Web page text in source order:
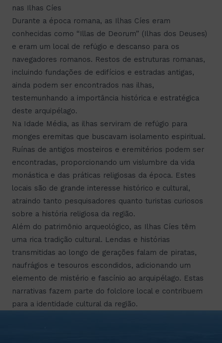
nas Ilhas Cíes
Durante a época romana, as Ilhas Cíes eram
conhecidas como “Illas de Deorum” (Ilhas dos Deuses)
e eram um local de refúgio e descanso para os
navegadores romanos. Restos de estruturas romanas,
incluindo fundações de edifícios e estradas antigas,
ainda podem ser encontrados nas ilhas,
testemunhando a importância histórica e estratégica
deste arquipélago.
Na Idade Média, as ilhas serviram de refúgio para
monges eremitas que buscavam isolamento espiritual.
Ruínas de antigos mosteiros e eremitérios podem ser
encontradas, proporcionando um vislumbre da vida
monástica e das práticas religiosas da época. Estes
locais são de grande interesse histórico e cultural,
atraindo tanto pesquisadores quanto turistas curiosos
sobre a história religiosa da região.
Além do patrimônio arqueológico, as Ilhas Cíes têm
uma rica tradição cultural. Lendas e histórias
transmitidas ao longo de gerações falam de piratas,
naufrágios e tesouros escondidos, adicionando um
elemento de mistério e fascínio ao arquipélago. Estas
narrativas fazem parte do folclore local e contribuem
para a identidade cultural da região.